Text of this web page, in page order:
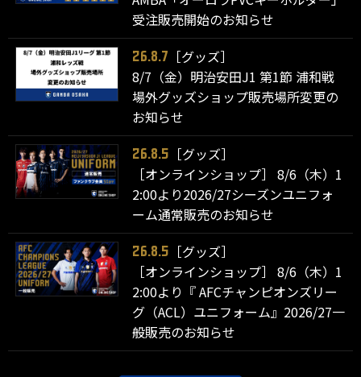
受注販売開始のお知らせ
26.8.7
［グッズ］
8/7（金）明治安田J1 第1節 浦和戦
場外グッズショップ販売場所変更の
お知らせ
26.8.5
［グッズ］
［オンラインショップ］ 8/6（木）1
2:00より2026/27シーズンユニフォ
ーム通常販売のお知らせ
26.8.5
［グッズ］
［オンラインショップ］ 8/6（木）1
2:00より『 AFCチャンピオンズリー
グ（ACL）ユニフォーム』2026/27一
般販売のお知らせ